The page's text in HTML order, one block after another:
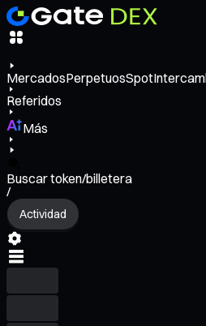
MercadosPerpetuosSpot
Referidos
Más
Buscar token/billetera
/
Actividad